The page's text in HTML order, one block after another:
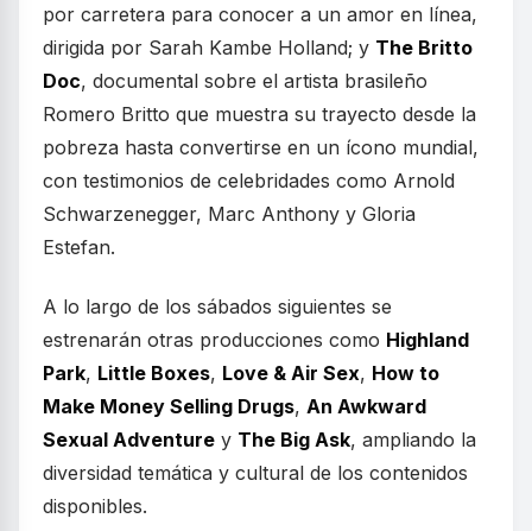
por carretera para conocer a un amor en línea,
dirigida por Sarah Kambe Holland; y The Britto
Doc, documental sobre el artista brasileño
Romero Britto que muestra su trayecto desde la
pobreza hasta convertirse en un ícono mundial,
con testimonios de celebridades como Arnold
Schwarzenegger, Marc Anthony y Gloria
Estefan.
A lo largo de los sábados siguientes se
estrenarán otras producciones como Highland
Park, Little Boxes, Love & Air Sex, How to
Make Money Selling Drugs, An Awkward
Sexual Adventure y The Big Ask, ampliando la
diversidad temática y cultural de los contenidos
disponibles.